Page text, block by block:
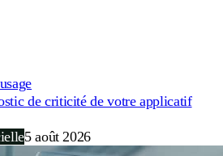
de criticité de votre applicatif
5 août 2026